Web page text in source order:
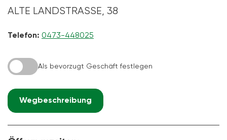
ALTE LANDSTRASSE, 38
Telefon: 0473-448025
Als bevorzugt Geschäft festlegen
Wegbeschreibung